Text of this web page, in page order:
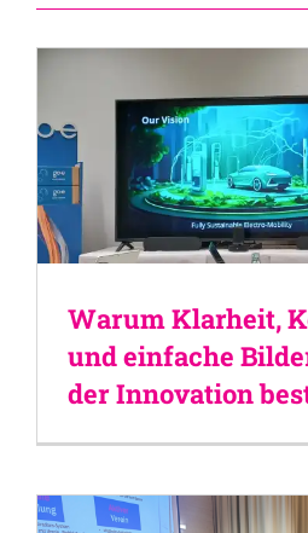
Warum Klarheit,
und einfache
der Innovation